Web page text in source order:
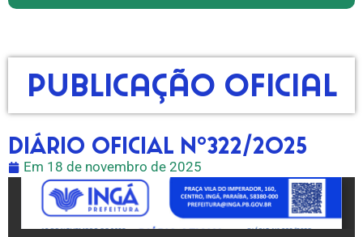
Publicação Oficial
DIÁRIO OFICIAL Nº322/2025
Em 18 de novembro de 2025